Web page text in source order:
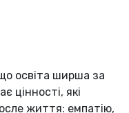
освіта ширша за
цінності, які
життя: емпатію,